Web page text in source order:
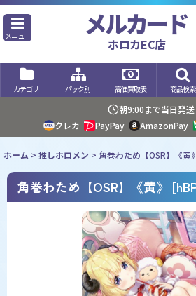
メニュー メルカード
ホロカEC店
カテゴリ パック別 高価買取表 商品検索
朝9:00まで当日発送
クレカ
PayPay AmazonPay
ホーム > 推しホロメン > 角巻わため【OSR】《黄》
角巻わため【OSR】《黄》 [